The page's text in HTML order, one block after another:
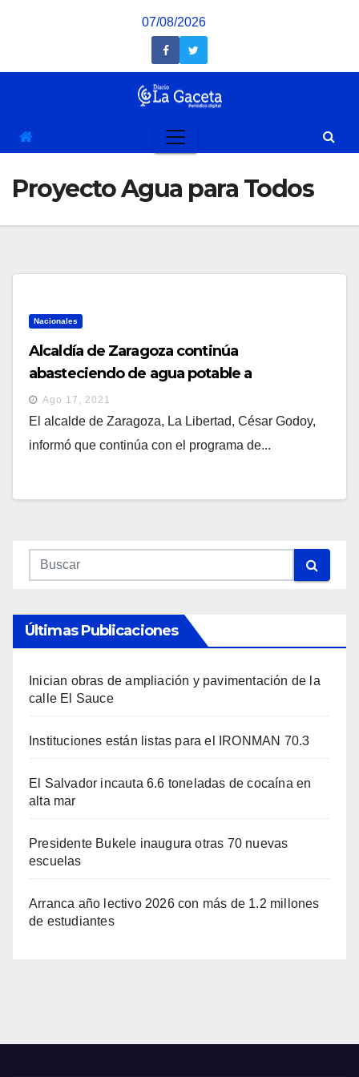
07/08/2026
Proyecto Agua para Todos
Nacionales
Alcaldía de Zaragoza continúa
abasteciendo de agua potable a
comunidades afectadas por reparación de
pozo
Ago 17, 2021
El alcalde de Zaragoza, La Libertad, César Godoy,
informó que continúa con el programa de...
Últimas Publicaciones
Inician obras de ampliación y pavimentación de la
calle El Sauce
Instituciones están listas para el IRONMAN 70.3
El Salvador incauta 6.6 toneladas de cocaína en
alta mar
Presidente Bukele inaugura otras 70 nuevas
escuelas
Arranca año lectivo 2026 con más de 1.2 millones
de estudiantes